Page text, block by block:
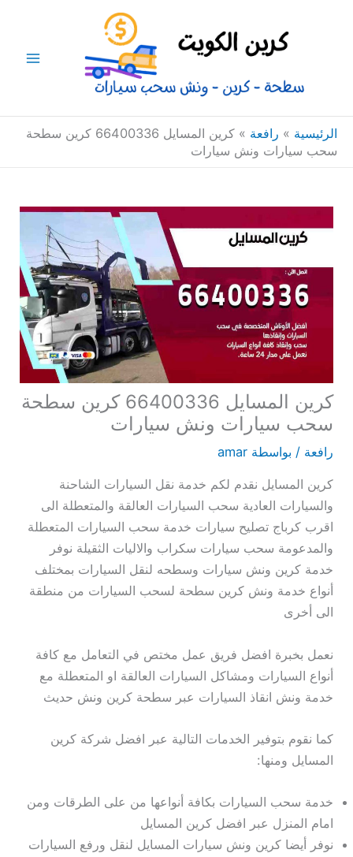
الرئيسية » رافعة »
كرين المسايل 66400336 كرين سطحة
سحب سيارات ونش سيارات
كرين المسايل 66400336 كرين سطحة
سحب سيارات ونش سيارات
رافعة / بواسطة amar
كرين المسايل نقدم لكم خدمة نقل السيارات الشاحنة
والسيارات العادية سحب السيارات العالقة والمتعطلة الى
اقرب كرباج تصليح سيارات خدمة سحب السيارات المتعطلة
والمدعومة سحب سيارات سكراب والاليات الثقيلة نوفر
خدمة كرين ونش سيارات وسطحه لنقل السيارات بمختلف
أنواع خدمة ونش كرين سطحة لسحب السيارات من منطقة
الى أخرى
نعمل بخبرة افضل فريق عمل مختص في التعامل مع كافة
أنواع السيارات ومشاكل السيارات العالقة او المتعطلة مع
خدمة ونش انقاذ السيارات عبر سطحة كرين ونش حديث
كما نقوم بتوفير الخدمات التالية عبر افضل شركة كرين
المسايل ومنها:
خدمة سحب السيارات بكافة أنواعها من على الطرقات ومن
امام المنزل عبر افضل كرين المسايل
نوفر أيضا كرين ونش سيارات المسايل لنقل ورفع السيارات